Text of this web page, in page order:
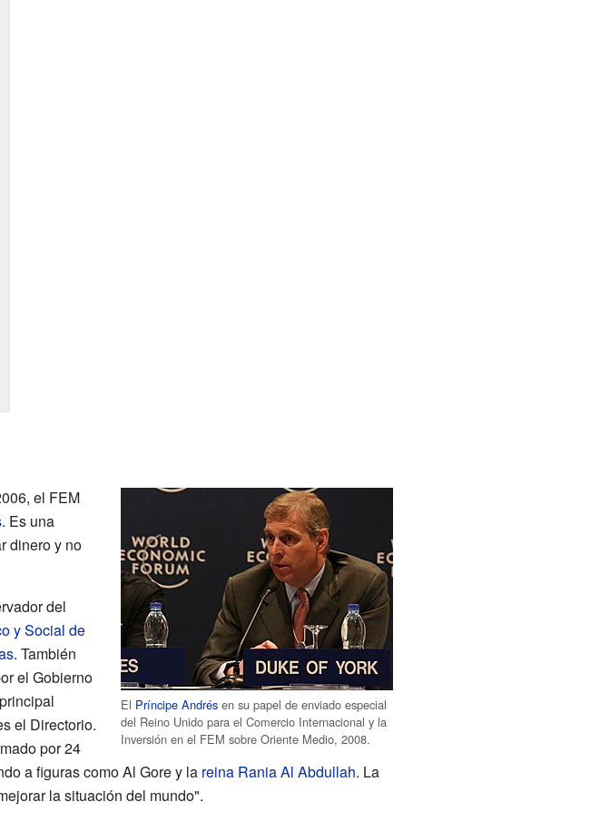
El Príncipe Andrés en su papel de enviado especial
del Reino Unido para el Comercio Internacional y la
Inversión en el FEM sobre Oriente Medio, 2008.
el FEM
. Es una
dinero y no
del
y Social de
. También
el Gobierno
el Directorio.
por 24
a figuras como Al Gore y la reina Rania Al Abdullah. La
la situación del mundo".